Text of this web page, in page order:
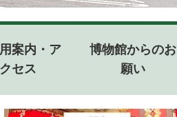
案内・ア
クセス
博物館からのお
願い